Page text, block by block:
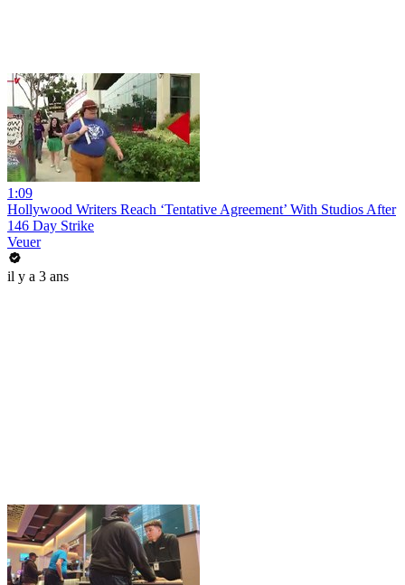
1:09
Hollywood Writers Reach ‘Tentative Agreement’ With Studios After
146 Day Strike
Veuer
il y a 3 ans